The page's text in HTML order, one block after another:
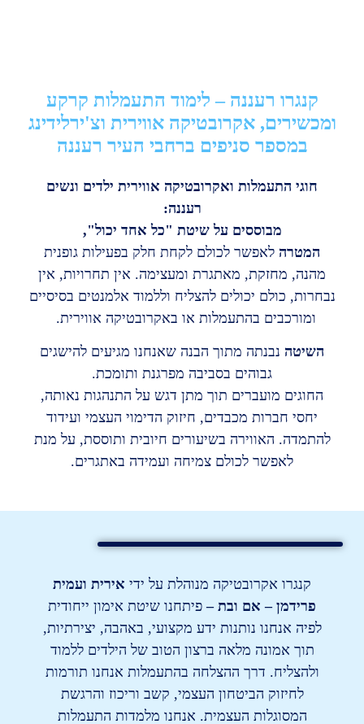
קנגרו רעננה – לימוד התעמלות קרקע
ומכשירים, אקרובטיקה אווירית וצ'ירלידינג
במספר סניפים ברחבי העיר רעננה
חוגי התעמלות ואקרובטיקה אווירית ילדים ונשים
רעננה:
מבוססים על שיטת "כל אחד יכול",
המטרה לאפשר לכולם לקחת חלק בפעילות גופנית
מהנה, מחזקת, מאתגרת ומעצימה. אין תחרויות, אין
נבחרות, כולם יכולים להצליח וללמוד אלמנטים בסיסיים
ומורכבים בהתעמלות או באקרובטיקה אווירית.
השיטה נבנתה מתוך הבנה שאנחנו מגיעים להישגים
גבוהים בסביבה מפרגנת ותומכת.
החוגים מועברים תוך מתן דגש על התנהגות נאותה,
יחסי חברות מכבדים, חיזוק הדימוי העצמי ועידוד
להתמדה. האווירה בשיעורים חיובית ותוססת, על מנת
לאפשר לכולם צמיחה ועמידה באתגרים.
קנגרו אקרובטיקה מנוהלת על ידי אירית ועמית
פרידמן – אם ובת –פיתחנו שיטת אימון ייחודית
לפיה אנחנו נותנות ידע מקצועי, באהבה, יצירתיות,
תוך אמונה מלאה ברצון הטוב של הילדים ללמוד
ולהצליח. דרך ההצלחה בהתעמלות אנחנו תורמות
לחיזוק הביטחון העצמי, קשב וריכוז והרגשת
המסוגלות העצמית. אנחנו מלמדות התעמלות